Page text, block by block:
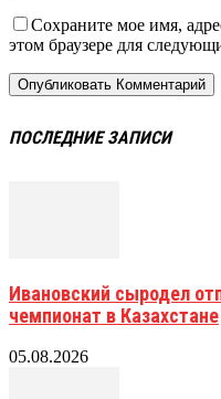
Сохраните мое имя,
этом браузере для
ПОСЛЕДНИЕ ЗАПИСИ
Ивановский сыродел
чемпионат в Казахстане
05.08.2026